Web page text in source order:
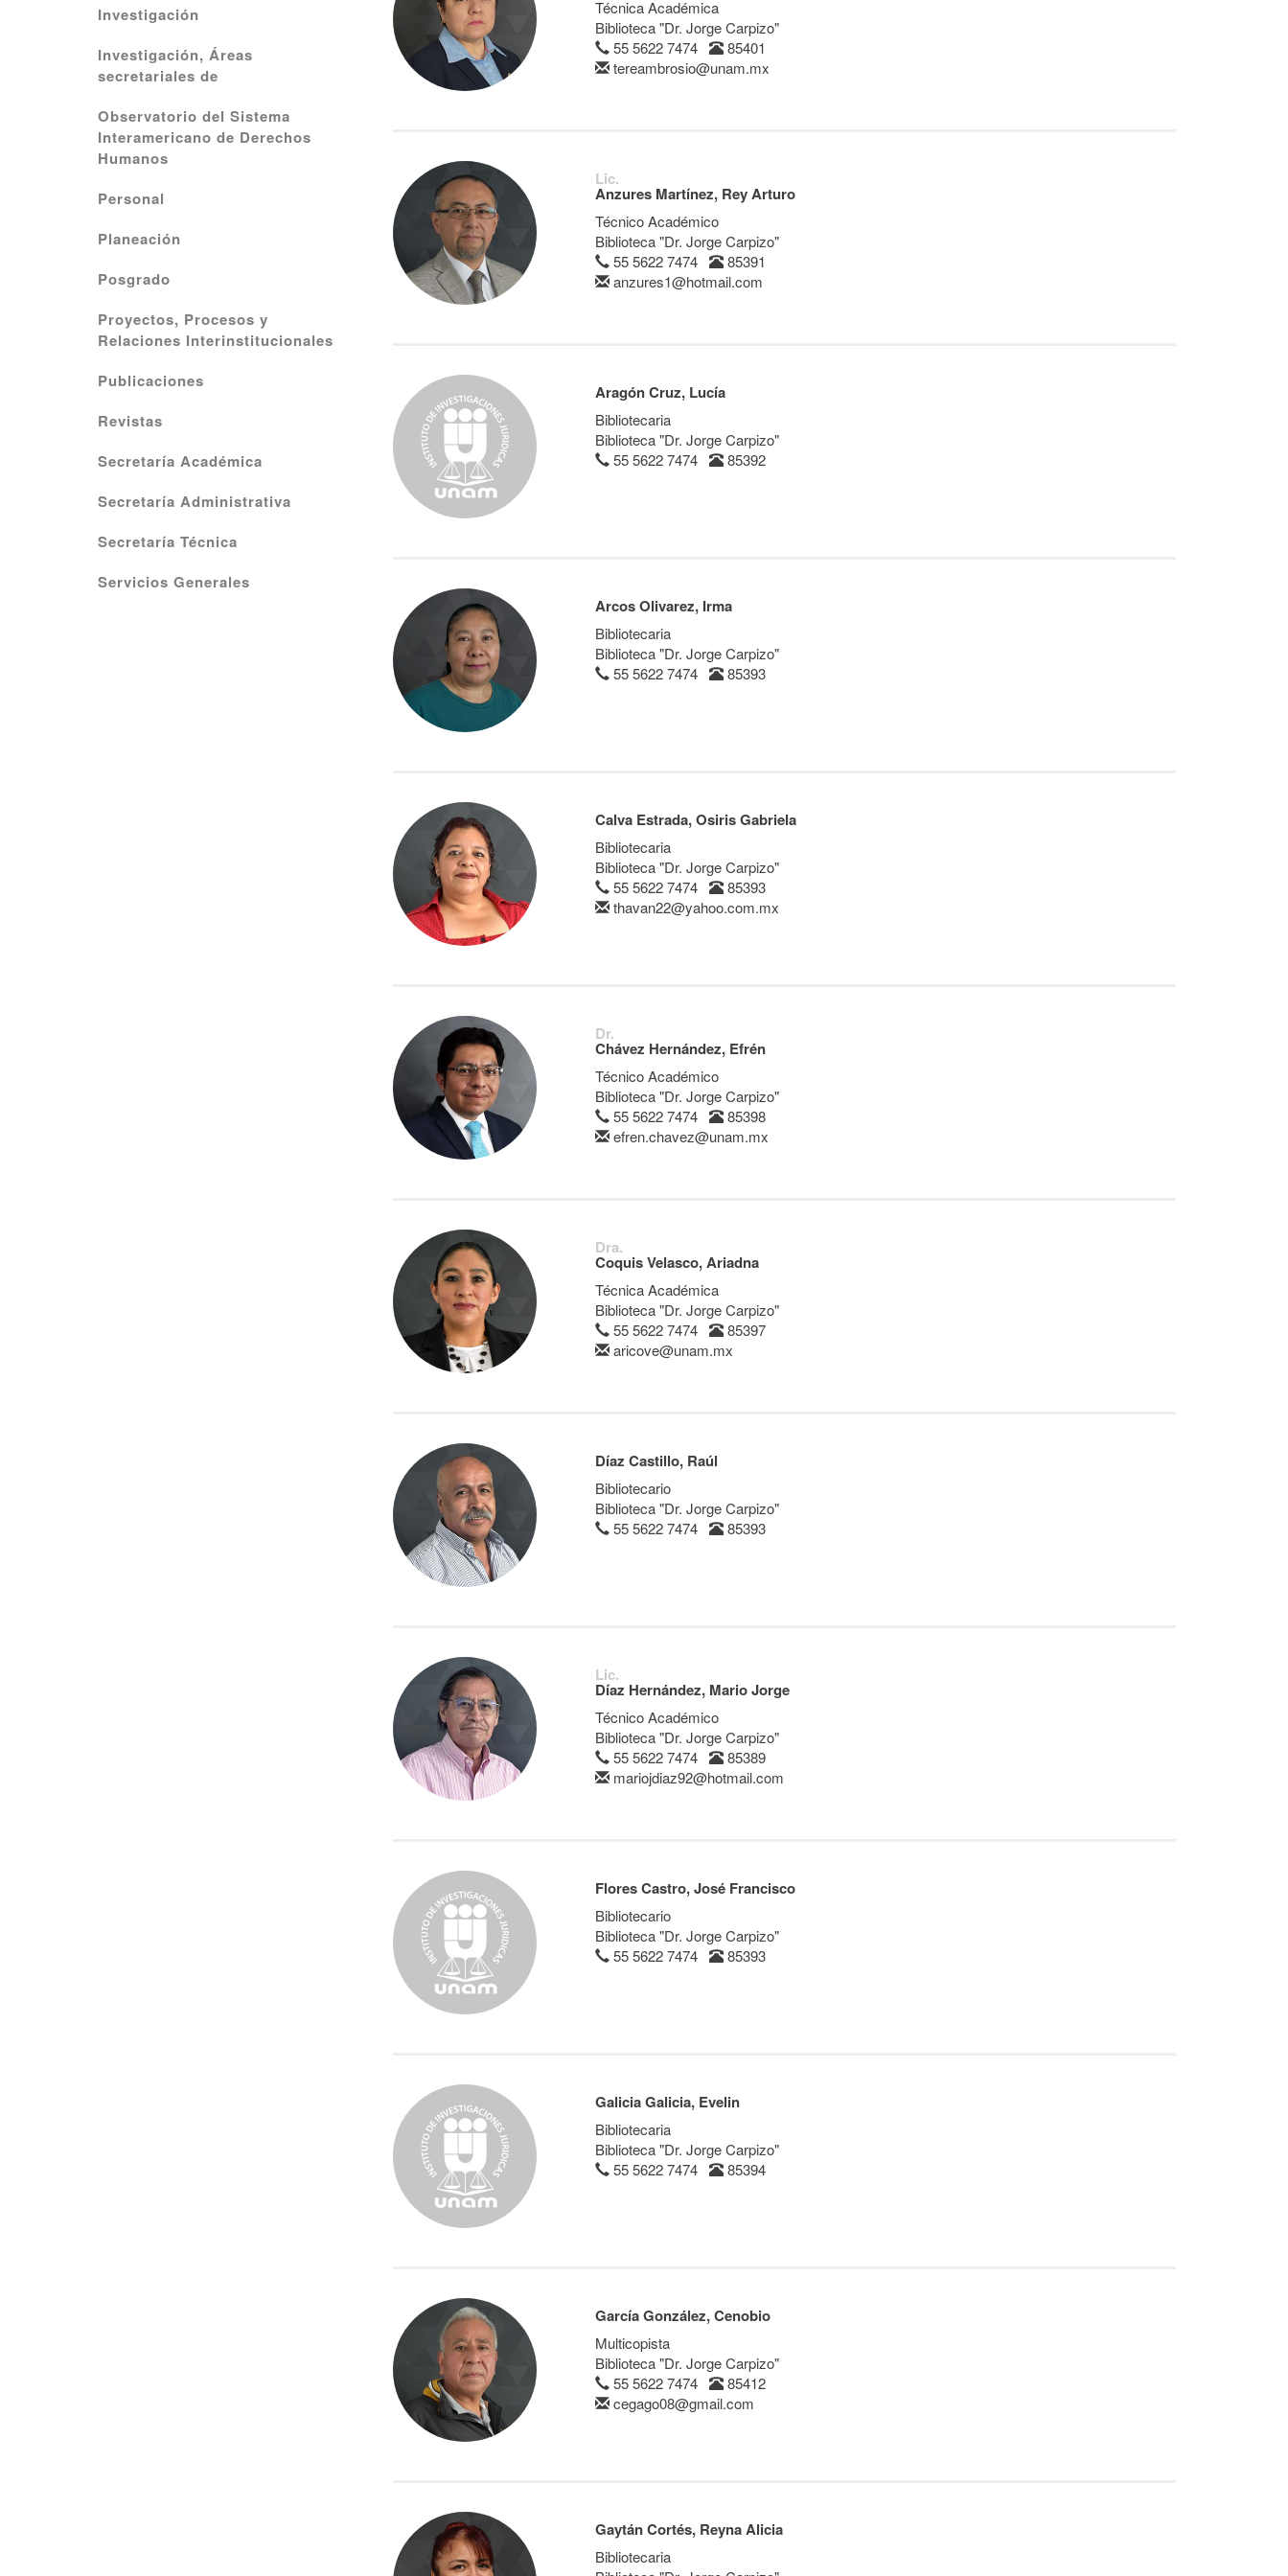
Investigación
Investigación, Áreas
secretariales de
Observatorio del Sistema
Interamericano de Derechos
Humanos
Personal
Planeación
Posgrado
Proyectos, Procesos y
Relaciones Interinstitucionales
Publicaciones
Revistas
Secretaría Académica
Secretaría Administrativa
Secretaría Técnica
Servicios Generales
Técnica Académica
Biblioteca "Dr. Jorge Carpizo"
55 5622 7474
85401
tereambrosio@unam.mx
Lic.
Anzures Martínez, Rey Arturo
Técnico Académico
Biblioteca "Dr. Jorge Carpizo"
55 5622 7474
85391
anzures1@hotmail.com
Aragón Cruz, Lucía
Bibliotecaria
Biblioteca "Dr. Jorge Carpizo"
55 5622 7474
85392
Arcos Olivarez, Irma
Bibliotecaria
Biblioteca "Dr. Jorge Carpizo"
55 5622 7474
85393
Calva Estrada, Osiris Gabriela
Bibliotecaria
Biblioteca "Dr. Jorge Carpizo"
55 5622 7474
85393
thavan22@yahoo.com.mx
Dr.
Chávez Hernández, Efrén
Técnico Académico
Biblioteca "Dr. Jorge Carpizo"
55 5622 7474
85398
efren.chavez@unam.mx
Dra.
Coquis Velasco, Ariadna
Técnica Académica
Biblioteca "Dr. Jorge Carpizo"
55 5622 7474
85397
aricove@unam.mx
Díaz Castillo, Raúl
Bibliotecario
Biblioteca "Dr. Jorge Carpizo"
55 5622 7474
85393
Lic.
Díaz Hernández, Mario Jorge
Técnico Académico
Biblioteca "Dr. Jorge Carpizo"
55 5622 7474
85389
mariojdiaz92@hotmail.com
Flores Castro, José Francisco
Bibliotecario
Biblioteca "Dr. Jorge Carpizo"
55 5622 7474
85393
Galicia Galicia, Evelin
Bibliotecaria
Biblioteca "Dr. Jorge Carpizo"
55 5622 7474
85394
García González, Cenobio
Multicopista
Biblioteca "Dr. Jorge Carpizo"
55 5622 7474
85412
cegago08@gmail.com
Gaytán Cortés, Reyna Alicia
Bibliotecaria